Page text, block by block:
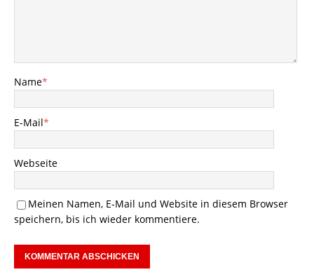
Name*
E-Mail*
Webseite
Meinen Namen, E-Mail und Website in diesem Browser
speichern, bis ich wieder kommentiere.